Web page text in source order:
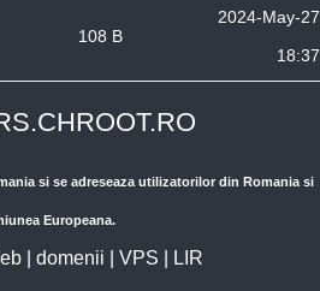
108 B
2024-May-27
18:37
si se adreseaza utilizatorilor din Romania si
Europeana.
| domenii VPS LIR